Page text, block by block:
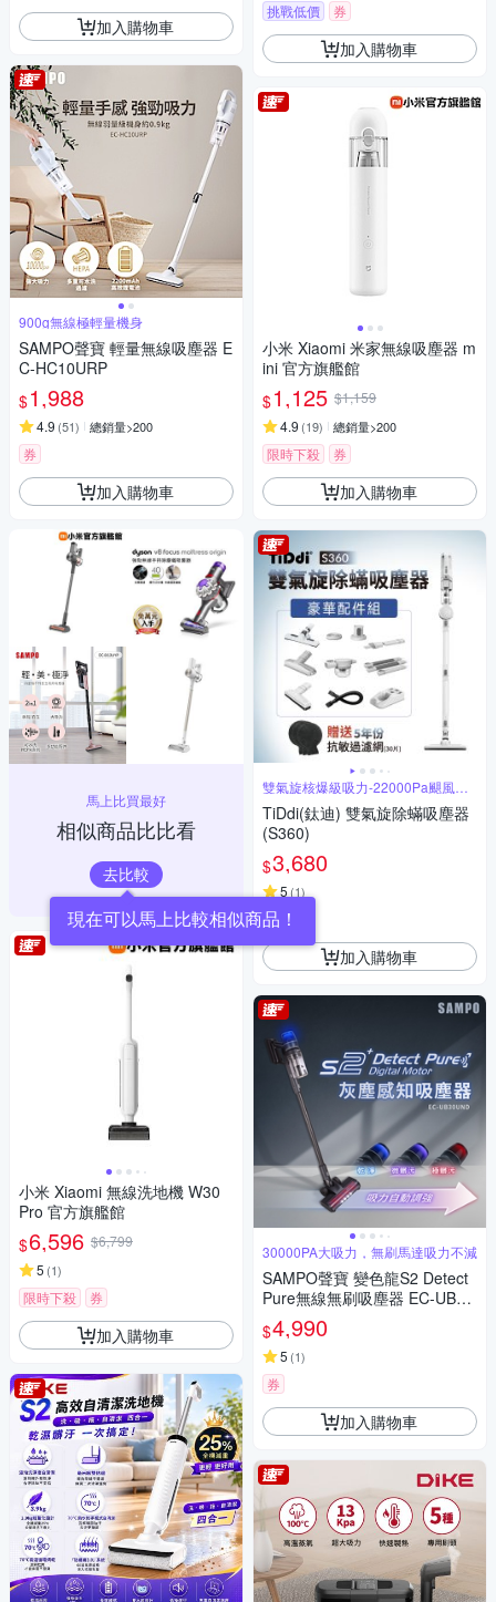
加入購物車
900g無線極輕量機身
SAMPO聲寶 輕量無線吸塵器 E
C-HC10URP
$1,988
4.9 (51) 總銷量>200
券
加入購物車
馬上比買最好
相似商品比比看
去比較
小米 Xiaomi 無線洗地機 W30
Pro 官方旗艦館
$6,596 $6,799
5 (1)
限時下殺 券
加入購物車
挑戰低價 券
加入購物車
小米 Xiaomi 米家無線吸塵器 m
ini 官方旗艦館
$1,125 $1,159
4.9 (19) 總銷量>200
限時下殺 券
加入購物車
雙氣旋核爆級吸力-22000Pa颶風橫
掃
TiDdi(鈦迪) 雙氣旋除蟎吸塵器
(S360)
$3,680
5(1)
券
加入購物車
30000PA大吸力，無刷馬達吸力不減
SAMPO聲寶 變色龍S2 Detect
Pure無線無刷吸塵器 EC-UB30
UND
$4,990
5 (1)
券
加入購物車